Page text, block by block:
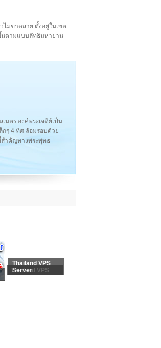
ไม่ขาดสาย ตั้งอยู่ในเขต
ขึ้นตามแบบลัทธิมหายาน
มตร องค์พระเจดีย์เป็น
กๆ 4 ทิศ ล้อมรอบด้วย
ำคัญทางพระพุทธ
Thailand VPS
Thailand VPS
Server